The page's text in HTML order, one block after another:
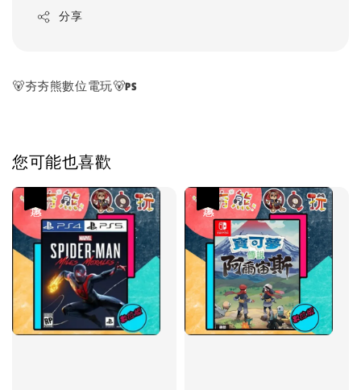
分享
🐻夯夯熊數位電玩🐻PS
您可能也喜歡